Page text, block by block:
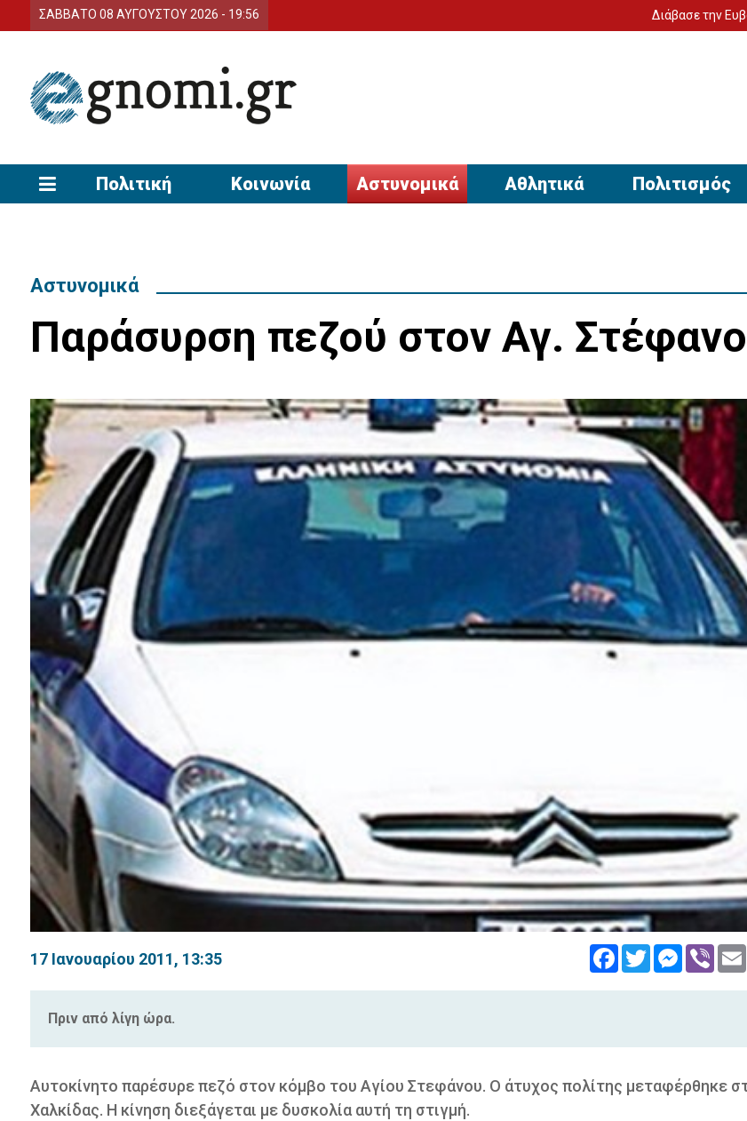
ΣΑΒΒΑΤΟ 08 ΑΥΓΟΥΣΤΟΥ 2026 - 19:56 Διάβασε την Ευβοϊκή Γνώμη
Πολιτική Κοινωνία Αστυνομικά Αθλητικά Πολιτισμός
Αστυνομικά
Παράσυρση πεζού στον Αγ. Στέφανο
17 Ιανουαρίου 2011, 13:35 FacebookTwitterMessenger
Viber
Πριν από λίγη ώρα.
Αυτοκίνητο παρέσυρε πεζό στον κόμβο του Αγίου Στεφάνου. Ο άτυχος πολίτης μεταφέρθηκε
Χαλκίδας. Η κίνηση διεξάγεται με δυσκολία αυτή τη στιγμή.